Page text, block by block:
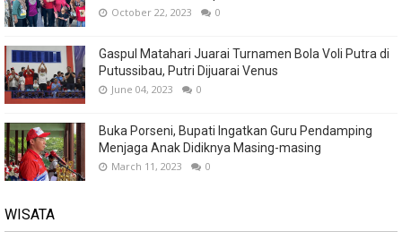
October 22, 2023 0
Gaspul Matahari Juarai Turnamen Bola Voli Putra di
Putussibau, Putri Dijuarai Venus
June 04, 2023 0
Buka Porseni, Bupati Ingatkan Guru Pendamping
Menjaga Anak Didiknya Masing-masing
March 11, 2023 0
WISATA